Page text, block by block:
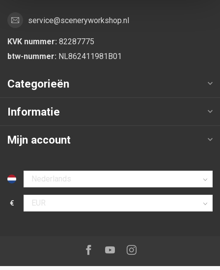
service@sceneryworkshop.nl
KVK nummer: 82287775
btw-nummer: NL862411981B01
Categorieën
Informatie
Mijn account
Selecteer taal
€
Selecteer valuta
Volg ons op:Facebook
YoutubeInstagram